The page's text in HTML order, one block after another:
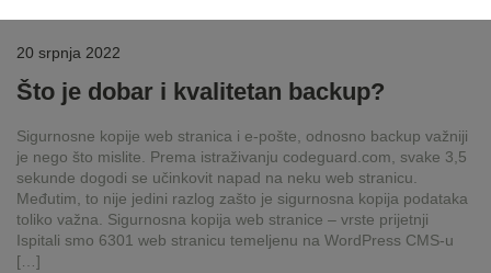
20 srpnja 2022
Što je dobar i kvalitetan backup?
Sigurnosne kopije web stranica i e-pošte, odnosno backup važniji
je nego što mislite. Prema istraživanju codeguard.com, svake 3,5
sekunde dogodi se učinkovit napad na neku web stranicu.
Međutim, to nije jedini razlog zašto je sigurnosna kopija podataka
toliko važna. Sigurnosna kopija web stranice – vrste prijetnji
Ispitali smo 6301 web stranicu temeljenu na WordPress CMS-u
[…]